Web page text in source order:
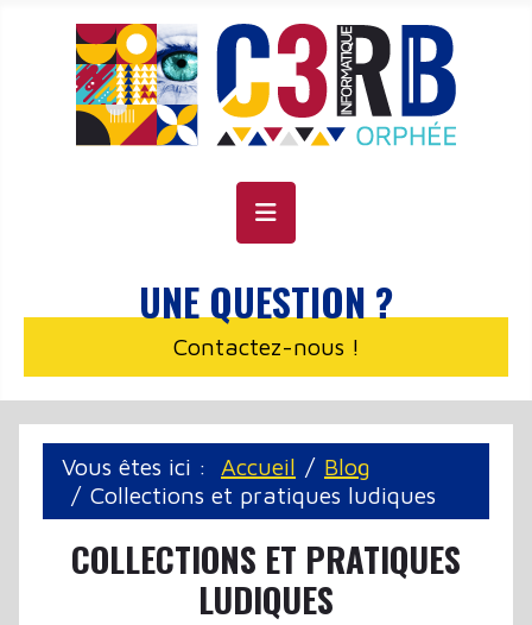
UNE QUESTION ?
Contactez-nous !
Vous êtes ici : Accueil
Blog
Collections et pratiques ludiques
COLLECTIONS ET PRATIQUES
LUDIQUES